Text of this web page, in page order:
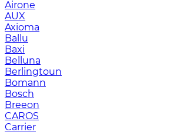
Airone
AUX
Axioma
Ballu
Baxi
Belluna
Berlingtoun
Bomann
Bosch
Breeon
CAROS
Carrier